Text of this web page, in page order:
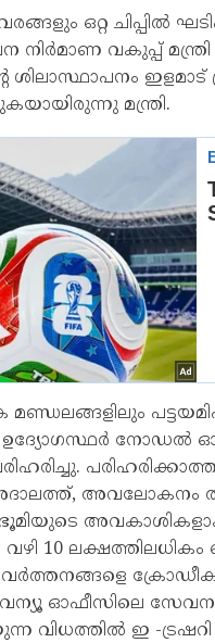
ഒറ്റ ചിപ്പിൽ
നിർമാണ വകുപ്പ്
ശിലാസ്ഥാപനം
മന്ത്രി.
നോഡൽ
അവലോകനം
10 ലക്ഷത്തിലധികം
റവന്യൂ ഓഫീസിലെ
വിധത്തിൽ ഇ -ട്രഷറി